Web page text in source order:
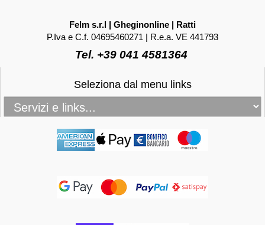
Felm s.r.l | Gheginonline | Ratti
P.Iva e C.f. 04695460271 | R.e.a. VE 441793
Tel. +39 041 4581364
Seleziona dal menu links